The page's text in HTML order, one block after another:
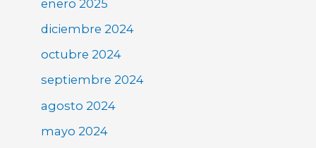
enero 2025
diciembre 2024
octubre 2024
septiembre 2024
agosto 2024
mayo 2024